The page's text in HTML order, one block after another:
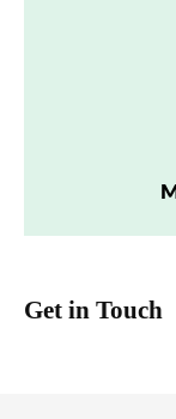
Get in Touch